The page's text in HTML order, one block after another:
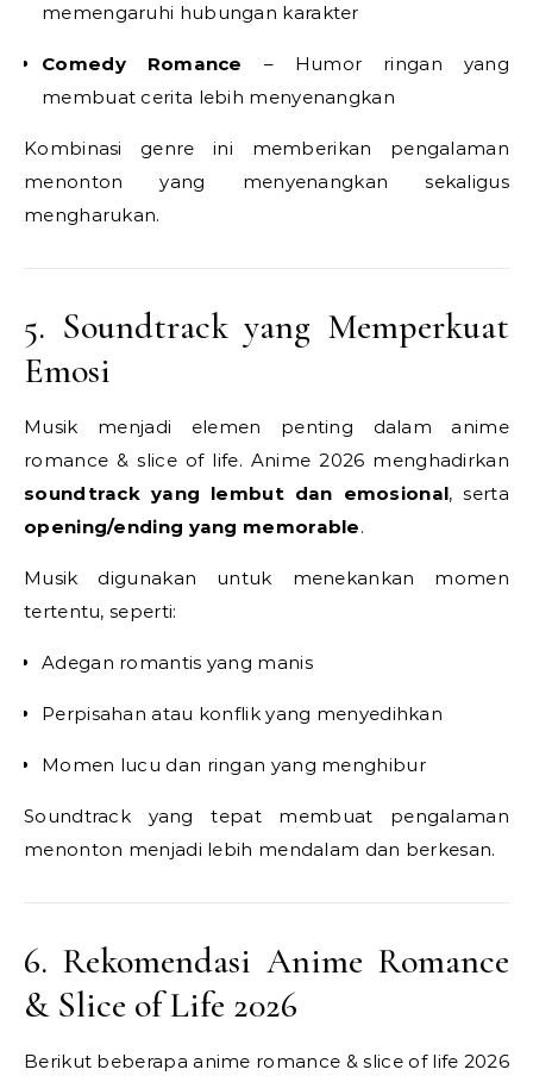
memengaruhi hubungan karakter
Comedy Romance – Humor ringan yang
membuat cerita lebih menyenangkan
Kombinasi genre ini memberikan pengalaman
menonton yang menyenangkan sekaligus
mengharukan.
5. Soundtrack yang Memperkuat
Emosi
Musik menjadi elemen penting dalam anime
romance & slice of life. Anime 2026 menghadirkan
soundtrack yang lembut dan emosional, serta
opening/ending yang memorable.
Musik digunakan untuk menekankan momen
tertentu, seperti:
Adegan romantis yang manis
Perpisahan atau konflik yang menyedihkan
Momen lucu dan ringan yang menghibur
Soundtrack yang tepat membuat pengalaman
menonton menjadi lebih mendalam dan berkesan.
6. Rekomendasi Anime Romance
& Slice of Life 2026
Berikut beberapa anime romance & slice of life 2026